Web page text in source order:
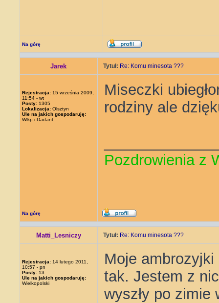
Na górę
Jarek Tytuł: Re: Komu minesota ???
Rejestracja: 15 września 2009,
11:54 - wt
Posty: 1305
Lokalizacja: Olsztyn
Ule na jakich gospodaruję:
Wlkp i Dadant
Miseczki
rodziny ale
Pozdrowienia z
Na górę
Matti_Lesniczy Tytuł: Re: Komu minesota ???
Rejestracja: 14 lutego 2011,
10:57 - pn
Posty: 13
Ule na jakich gospodaruję:
Wielkopolski
Moje ambrozyjki
tak. Jestem z
wyszły po